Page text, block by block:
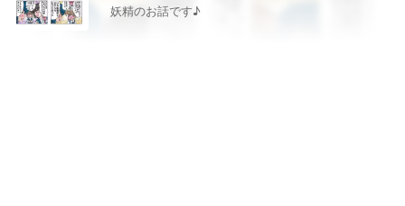
妖精のお話です♪